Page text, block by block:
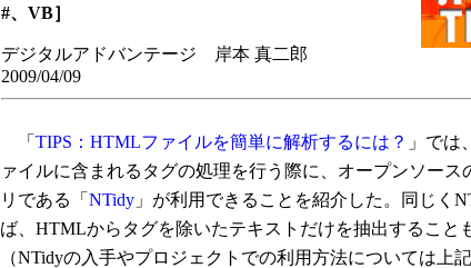
#、VB］
デジタルアドバンテージ 岸本 真二郎
2009/04/09
「 TIPS：HTMLファイルを簡単に解析するには？ 」では
ァイルに含まれるタグの処理を行う際に、オープンソース
リである「 NTidy 」が利用できることを紹介した。同じく
ば、HTMLからタグを除いたテキストだけを抽出すること
（NTidyの入手やプロジェクトでの利用方法については上